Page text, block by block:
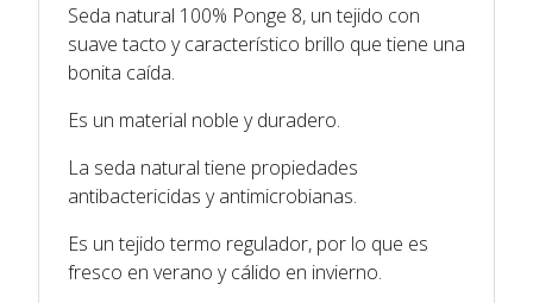
Seda natural 100% Ponge 8, un tejido con
suave tacto y característico brillo que tiene una
bonita caída.
Es un material noble y duradero.
La seda natural tiene propiedades
antibactericidas y antimicrobianas.
Es un tejido termo regulador, por lo que es
fresco en verano y cálido en invierno.